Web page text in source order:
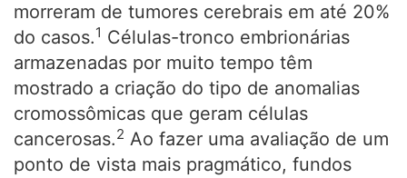
morreram de tumores cerebrais em até 20%
do casos.1 Células-tronco embrionárias
armazenadas por muito tempo têm
mostrado a criação do tipo de anomalias
cromossômicas que geram células
cancerosas.2 Ao fazer uma avaliação de um
ponto de vista mais pragmático, fundos